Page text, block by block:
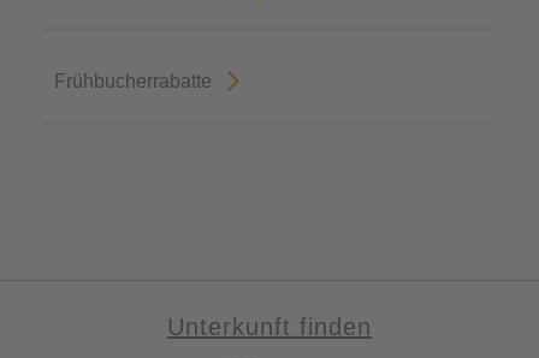
Frühbucherrabatte
Unterkunft finden